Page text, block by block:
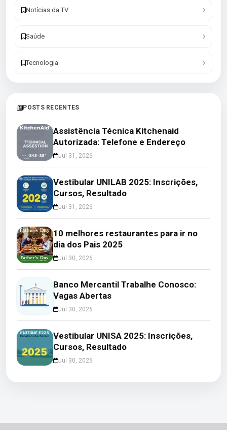
Notícias da TV
Saúde
Tecnologia
POSTS RECENTES
Assistência Técnica Kitchenaid
Autorizada: Telefone e Endereço
Jul 31, 2026
Vestibular UNILAB 2025: Inscrições,
Cursos, Resultado
Jul 31, 2026
10 melhores restaurantes para ir no
dia dos Pais 2025
Jul 30, 2026
Banco Mercantil Trabalhe Conosco:
Vagas Abertas
Jul 30, 2026
Vestibular UNISA 2025: Inscrições,
Cursos, Resultado
Jul 30, 2026